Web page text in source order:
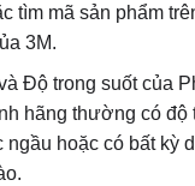
tìm mã sản phẩm
3M.
Độ trong suốt của
hãng thường có độ
ngầu hoặc có bất kỳ